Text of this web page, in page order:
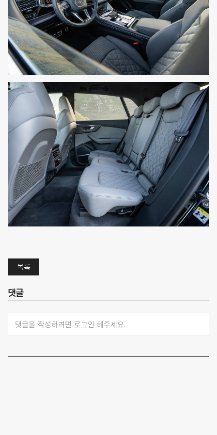
목록
댓글
댓글을 작성하려면 로그인 해주세요.